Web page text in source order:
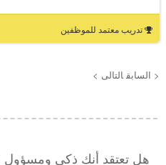
تدريب معتمد للموظفين
< السابق التالى >
هل تعتقد أنك ذكي ومسؤول